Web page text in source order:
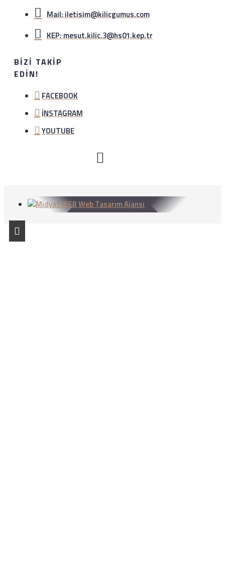
Mail: iletisim@kilicgumus.com
KEP: mesut.kilic.3@hs01.kep.tr
BIZI TAKIP
EDIN!
FACEBOOK
İNSTAGRAM
YOUTUBE